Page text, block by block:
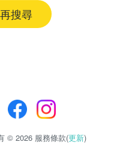
搜尋
© 2026 服務條款(更新)